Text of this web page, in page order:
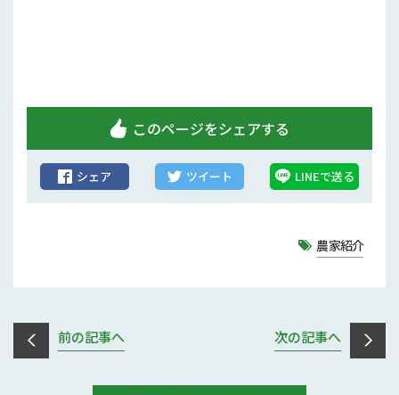
このページをシェアする
シェア ツイート LINEで送る
農家紹介
前の記事へ 次の記事へ